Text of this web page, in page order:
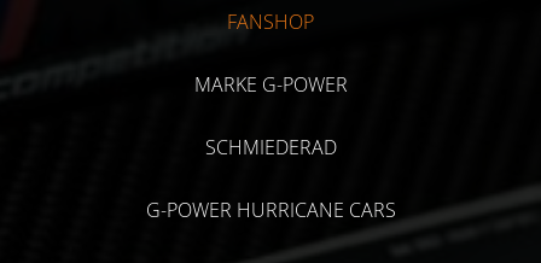
FANSHOP
MARKE G-POWER
SCHMIEDERAD
G-POWER HURRICANE CARS